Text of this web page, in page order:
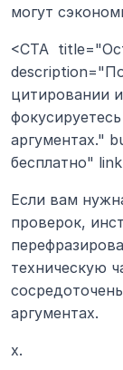
могут
<CTA
цитировании
аргументах."
бесплатно"
Если вам
проверок,
техническую
аргументах.
х.